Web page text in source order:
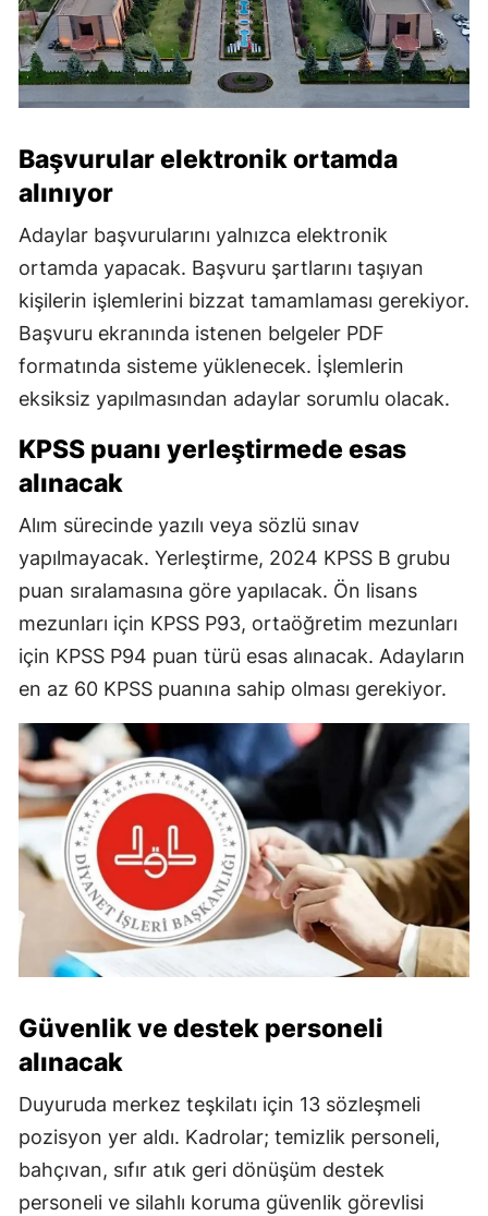
Başvurular elektronik ortamda
alınıyor
Adaylar başvurularını yalnızca elektronik
ortamda yapacak. Başvuru şartlarını taşıyan
kişilerin işlemlerini bizzat tamamlaması gerekiyor.
Başvuru ekranında istenen belgeler PDF
formatında sisteme yüklenecek. İşlemlerin
eksiksiz yapılmasından adaylar sorumlu olacak.
KPSS puanı yerleştirmede esas
alınacak
Alım sürecinde yazılı veya sözlü sınav
yapılmayacak. Yerleştirme, 2024 KPSS B grubu
puan sıralamasına göre yapılacak. Ön lisans
mezunları için KPSS P93, ortaöğretim mezunları
için KPSS P94 puan türü esas alınacak. Adayların
en az 60 KPSS puanına sahip olması gerekiyor.
Güvenlik ve destek personeli
alınacak
Duyuruda merkez teşkilatı için 13 sözleşmeli
pozisyon yer aldı. Kadrolar; temizlik personeli,
bahçıvan, sıfır atık geri dönüşüm destek
personeli ve silahlı koruma güvenlik görevlisi